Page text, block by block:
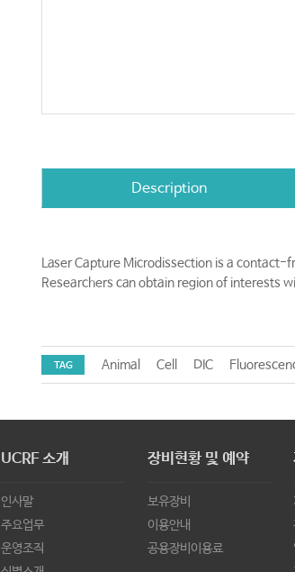
Description
Laser Capture Microdissection is a
Researchers can obtain region of interests
TAG Animal Cell DIC
UCRF 소개
인사말
주요업무
운영조직
장비현황 및 예약
보유장비
이용안내
공용장비이용료